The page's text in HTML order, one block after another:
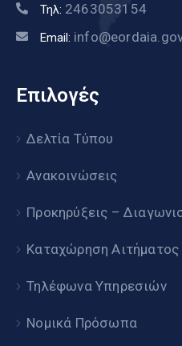
Τηλ: 2463053154
Email:
Επιλογές
Δελτία Τύπου
Ανακοινώσεις
Προκηρύξεις –
Καταχώρηση Αιτήματος
Τηλέφωνα Υπηρεσιών
Νομικά Πρόσωπα